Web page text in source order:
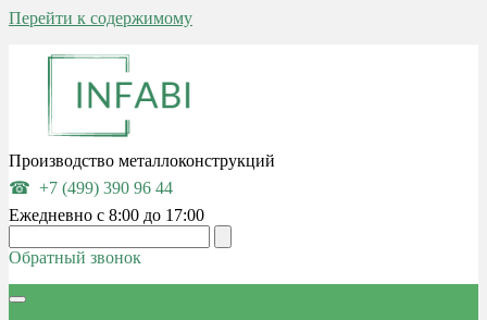
Перейти к содержимому
Производство металлоконструкций
+7 (499) 390 96 44
Ежедневно с 8:00 до 17:00
Обратный звонок